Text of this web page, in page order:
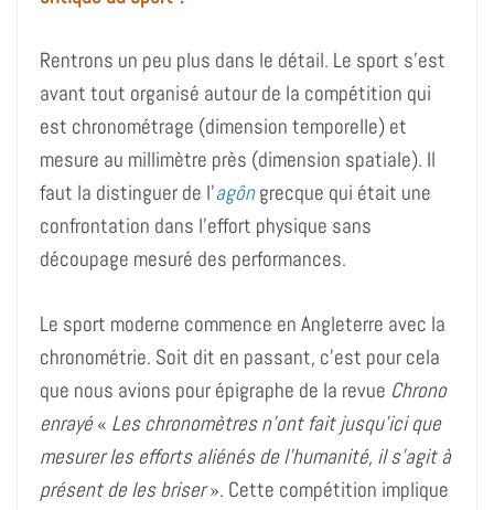
Rentrons un peu plus dans le détail. Le sport s’est
avant tout organisé autour de la compétition qui
est chronométrage (dimension temporelle) et
mesure au millimètre près (dimension spatiale). Il
faut la distinguer de l’agôngrecque qui était une
confrontation dans l’effort physique sans
découpage mesuré des performances.
Le sport moderne commence en Angleterre avec la
chronométrie. Soit dit en passant, c’est pour cela
que nous avions pour épigraphe de la revue Chrono
enrayé« Les chronomètres n’ont fait jusqu’ici que
mesurer les efforts aliénés de l’humanité, il s’agit à
présent de les briser». Cette compétition implique